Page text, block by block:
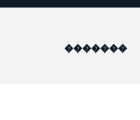
�������